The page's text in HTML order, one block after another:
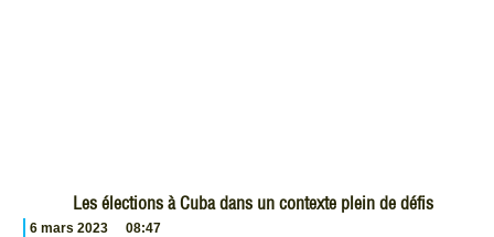
Les élections à Cuba dans un contexte plein de défis
6 mars 2023 08:47